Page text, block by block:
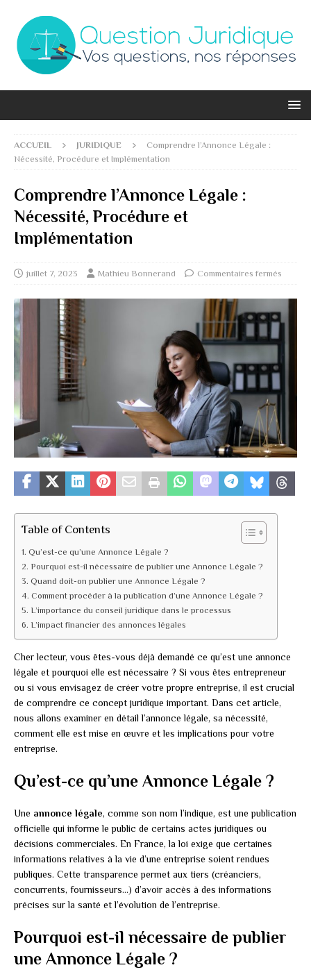
ACCUEIL JURIDIQUE
Comprendre l’Annonce Légale :
Nécessité, Procédure et Implémentation
Comprendre l’Annonce Légale :
Nécessité, Procédure et
Implémentation
juillet 7, 2023 Mathieu Bonnerand Commentaires fermés
Table of Contents
Qu’est-ce qu’une Annonce Légale ?
Pourquoi est-il nécessaire de publier une Annonce Légale ?
Quand doit-on publier une Annonce Légale ?
Comment procéder à la publication d’une Annonce Légale ?
L’importance du conseil juridique dans le processus
L’impact financier des annonces légales
Cher lecteur, vous êtes-vous déjà demandé ce qu’est une annonce
légale et pourquoi elle est nécessaire ? Si vous êtes entrepreneur
ou si vous envisagez de créer votre propre entreprise, il est crucial
de comprendre ce concept juridique important. Dans cet article,
nous allons examiner en détail l’annonce légale, sa nécessité,
comment elle est mise en œuvre et les implications pour votre
entreprise.
Qu’est-ce qu’une Annonce Légale ?
Une annonce légale, comme son nom l’indique, est une publication
officielle qui informe le public de certains actes juridiques ou
décisions commerciales. En France, la loi exige que certaines
informations relatives à la vie d’une entreprise soient rendues
publiques. Cette transparence permet aux tiers (créanciers,
concurrents, fournisseurs…) d’avoir accès à des informations
précises sur la santé et l’évolution de l’entreprise.
Pourquoi est-il nécessaire de publier
une Annonce Légale ?